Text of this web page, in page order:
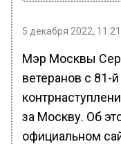
5 декабря 2022, 11:21
Мэр Москвы
ветеранов с 81-
за Москву. Об
официальном